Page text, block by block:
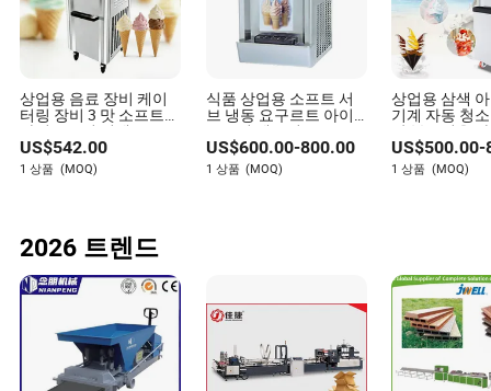
상업용 음료 장비 케이
터링 장비 3 맛 소프트
아이스크림 기계
US$542.00
1 상품 (MOQ)
식품 상업용 소프트 서
브 냉동 요구르트 아이
스크림 제조기
US$600.00-800.00
1 상품 (MOQ)
상업용 삼색
기계 자동 청
산 부드러운
기계 공장 가격
US$500.00-
1 상품 (MOQ)
2026 트렌드